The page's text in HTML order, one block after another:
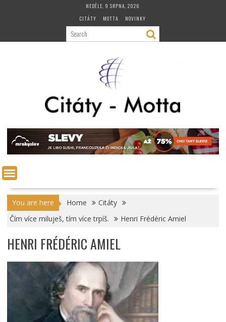
NEDĚLE, 9 SRPNA, 2026
CITÁTY
MOTTA NOVINKY
You are here Home
Citáty
Čím více miluješ, tím více trpíš.
Henri Frédéric Amiel
HENRI FRÉDÉRIC AMIEL